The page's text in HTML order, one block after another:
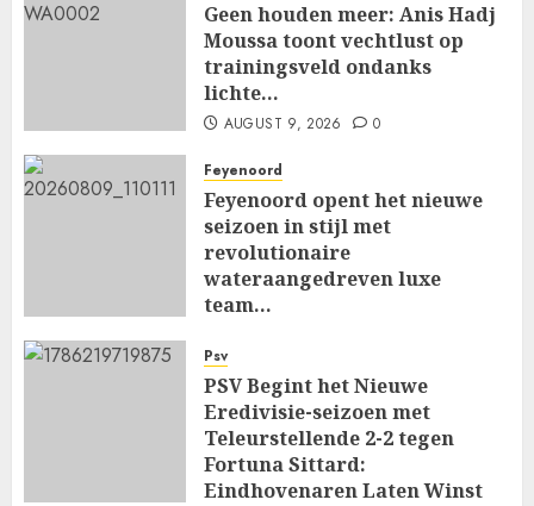
Geen houden meer: Anis Hadj
Moussa toont vechtlust op
trainingsveld ondanks
lichte…
AUGUST 9, 2026 0
Feyenoord
Feyenoord opent het nieuwe
seizoen in stijl met
revolutionaire
wateraangedreven luxe
team…
Psv
PSV Begint het Nieuwe
Eredivisie-seizoen met
Teleurstellende 2-2 tegen
Fortuna Sittard:
Eindhovenaren Laten Winst